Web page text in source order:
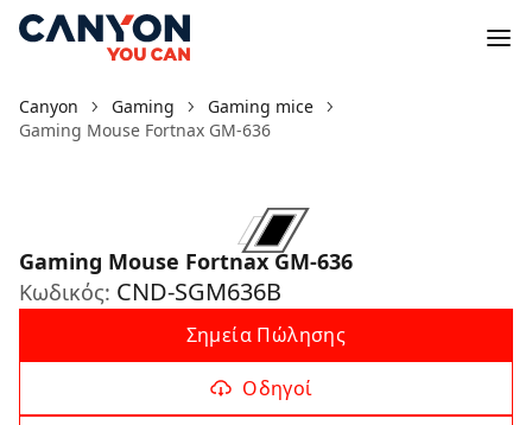
Canyon Gaming
Gaming mice
Gaming Mouse Fortnax GM-636
Gaming Mouse Fortnax GM-636
Κωδικός: CND-SGM636B
Σημεία Πώλησης
Οδηγοί